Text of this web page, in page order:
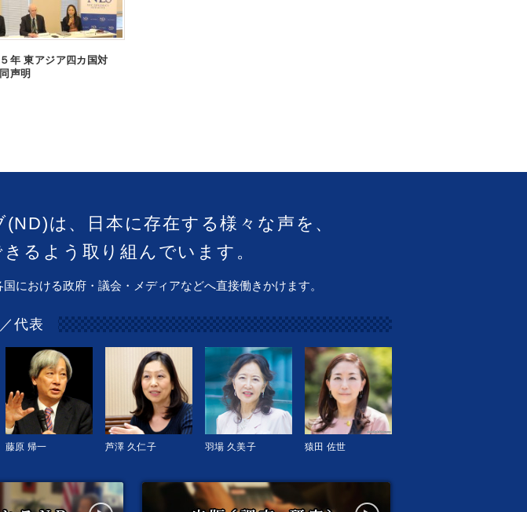
年 東アジア四カ国対
声明
は、日本に存在する様々な声を、
るよう取り組んでいます。
における政府・議会・メディアなどへ直接働きかけます。
代表
藤原 帰一 芦澤 久仁子 羽場 久美子 猿田 佐世